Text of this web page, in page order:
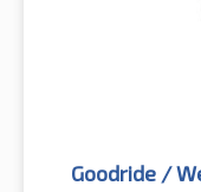
Goodride /